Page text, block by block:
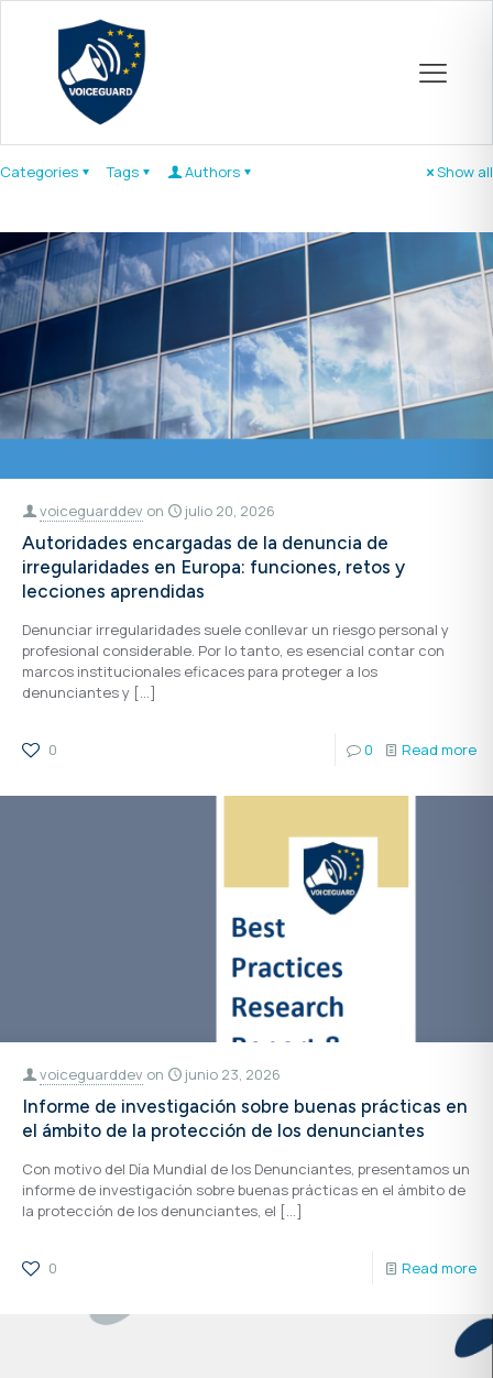
Categories Tags Authors Show all
voiceguarddev on julio 20, 2026
Autoridades encargadas de la denuncia de
irregularidades en Europa: funciones, retos y
lecciones aprendidas
Denunciar irregularidades suele conllevar un riesgo personal y
profesional considerable. Por lo tanto, es esencial contar con
marcos institucionales eficaces para proteger a los
denunciantes y […]
0 0 Read more
voiceguarddev on junio 23, 2026
Informe de investigación sobre buenas prácticas en
el ámbito de la protección de los denunciantes
Con motivo del Día Mundial de los Denunciantes, presentamos un
informe de investigación sobre buenas prácticas en el ámbito de
la protección de los denunciantes, el […]
0 Read more